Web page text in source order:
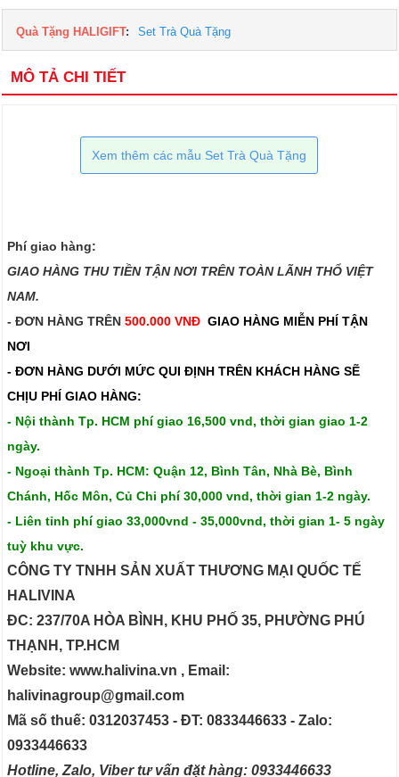
Quà Tặng HALIGIFT: Set Trà Quà Tặng
MÔ TẢ CHI TIẾT
Xem thêm các mẫu Set Trà Quà Tặng
Phí giao hàng:
GIAO HÀNG THU TIỀN TẬN NƠI TRÊN TOÀN LÃNH THỔ VIỆT
NAM.​​
- ĐƠN HÀNG TRÊN500.000 VNĐ GIAO HÀNG MIỄN PHÍ TẬN
NƠI
- ĐƠN HÀNG DƯỚI MỨC QUI ĐỊNH TRÊN KHÁCH HÀNG SẼ
CHỊU PHÍ GIAO HÀNG:
- Nội thành Tp. HCM phí giao 16,500 vnd, thời gian giao 1-2
ngày.
- Ngoại thành Tp. HCM: Quận 12, Bình Tân, Nhà Bè, Bình
Chánh, Hốc Môn, Củ Chi phí 30,000 vnd, thời gian 1-2 ngày.
- Liên tỉnh phí giao 33,000vnd - 35,000vnd, thời gian 1- 5 ngày
tuỳ khu vực.
CÔNG TY TNHH SẢN XUẤT THƯƠNG MẠI QUỐC TẾ
HALIVINA
ĐC: 237/70A HÒA BÌNH, KHU PHỐ 35, PHƯỜNG PHÚ
THẠNH, TP.HCM
Website: www.halivina.vn , Email:
halivinagroup@gmail.com
Mã số thuế: 0312037453 - ĐT: 0833446633 - Zalo:
0933446633
Hotline, Zalo, Viber tư vấn đặt hàng: 0933446633